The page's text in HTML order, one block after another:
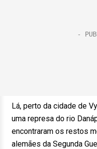
Lá, perto da cidade de
uma represa do rio
encontraram os restos
alemães da Segunda